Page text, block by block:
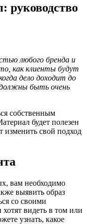
руководство
любого бренда и
как клиенты будут
дело доходит до
должны быть очень
собственным
будет полезен
изменить свой подход
вам необходимо
выявить образ
со своими
видеть в том или
узнать, какое